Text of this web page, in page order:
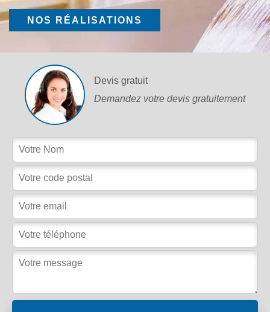
NOS RÉALISATIONS
Devis gratuit
Demandez votre devis gratuitement